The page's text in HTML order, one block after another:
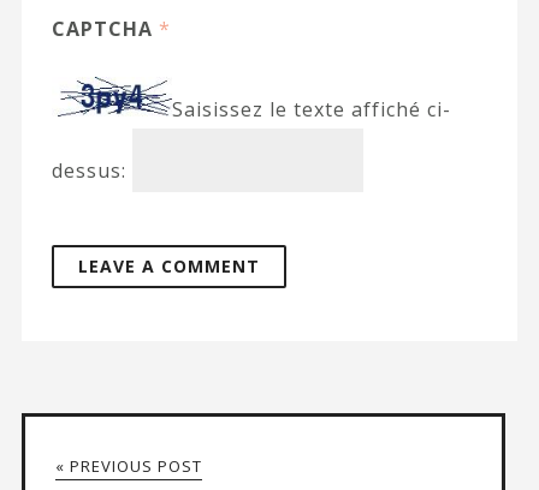
CAPTCHA *
Saisissez le texte affiché ci-
dessus:
« PREVIOUS POST